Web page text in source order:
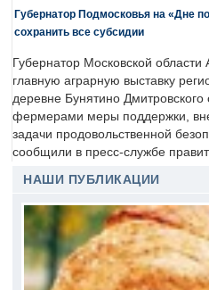
Губернатор Подмосковья на «Дне
сохранить все субсидии
Губернатор Московской
главную аграрную выставку
деревне Бунятино Дмитровского
фермерами меры поддержки,
задачи продовольственной
сообщили в пресс-службе
НАШИ ПУБЛИКАЦИИ